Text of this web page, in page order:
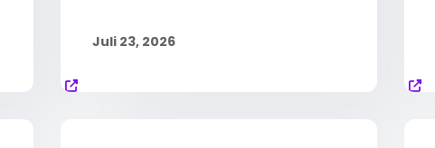
Juli 23, 2026